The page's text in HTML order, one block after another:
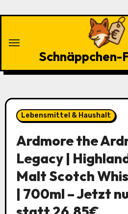
Schnäppchen-
Lebensmittel & Haushalt
Ardmore the
Legacy |
Malt Scotch
| 700ml – Jetzt